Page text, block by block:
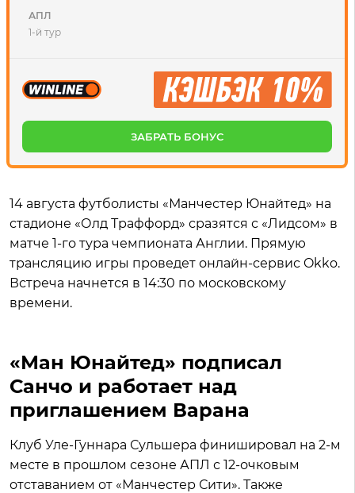
АПЛ
1-й тур
ЗАБРАТЬ БОНУС
14 августа футболисты «Манчестер Юнайтед» на
стадионе «Олд Траффорд» сразятся с «Лидсом» в
матче 1-го тура чемпионата Англии. Прямую
трансляцию игры проведет онлайн-сервис Okko.
Встреча начнется в 14:30 по московскому
времени.
«Ман Юнайтед» подписал
Санчо и работает над
приглашением Варана
Клуб Уле-Гуннара Сульшера финишировал на 2-м
месте в прошлом сезоне АПЛ с 12-очковым
отставанием от «Манчестер Сити». Также